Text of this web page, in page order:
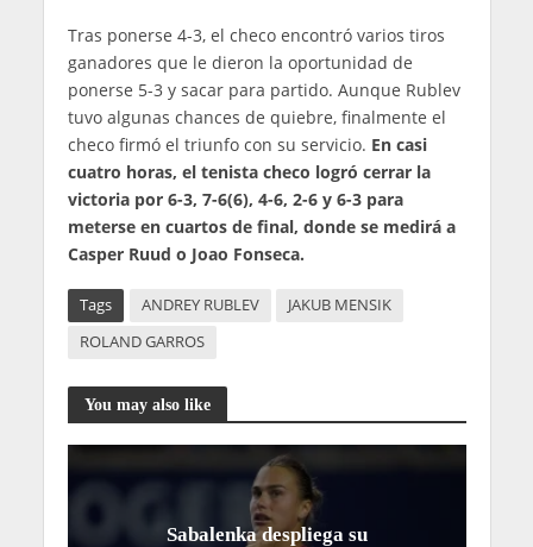
Tras ponerse 4-3, el checo encontró varios tiros
ganadores que le dieron la oportunidad de
ponerse 5-3 y sacar para partido. Aunque Rublev
tuvo algunas chances de quiebre, finalmente el
checo firmó el triunfo con su servicio. En casi
cuatro horas, el tenista checo logró cerrar la
victoria por 6-3, 7-6(6), 4-6, 2-6 y 6-3 para
meterse en cuartos de final, donde se medirá a
Casper Ruud o Joao Fonseca.
Tags ANDREY RUBLEV
JAKUB MENSIK
ROLAND GARROS
You may also like
Sabalenka despliega su